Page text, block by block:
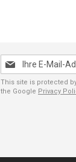
Melden
Sie
sich
für
This site is protected
the Google Privacy